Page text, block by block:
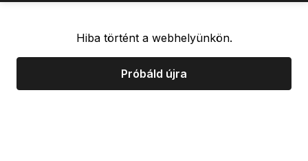
Hiba történt a webhelyünkön.
Próbáld újra